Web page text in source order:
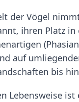
der Vögel
ihren Platz
auf
bis
Lebensweise